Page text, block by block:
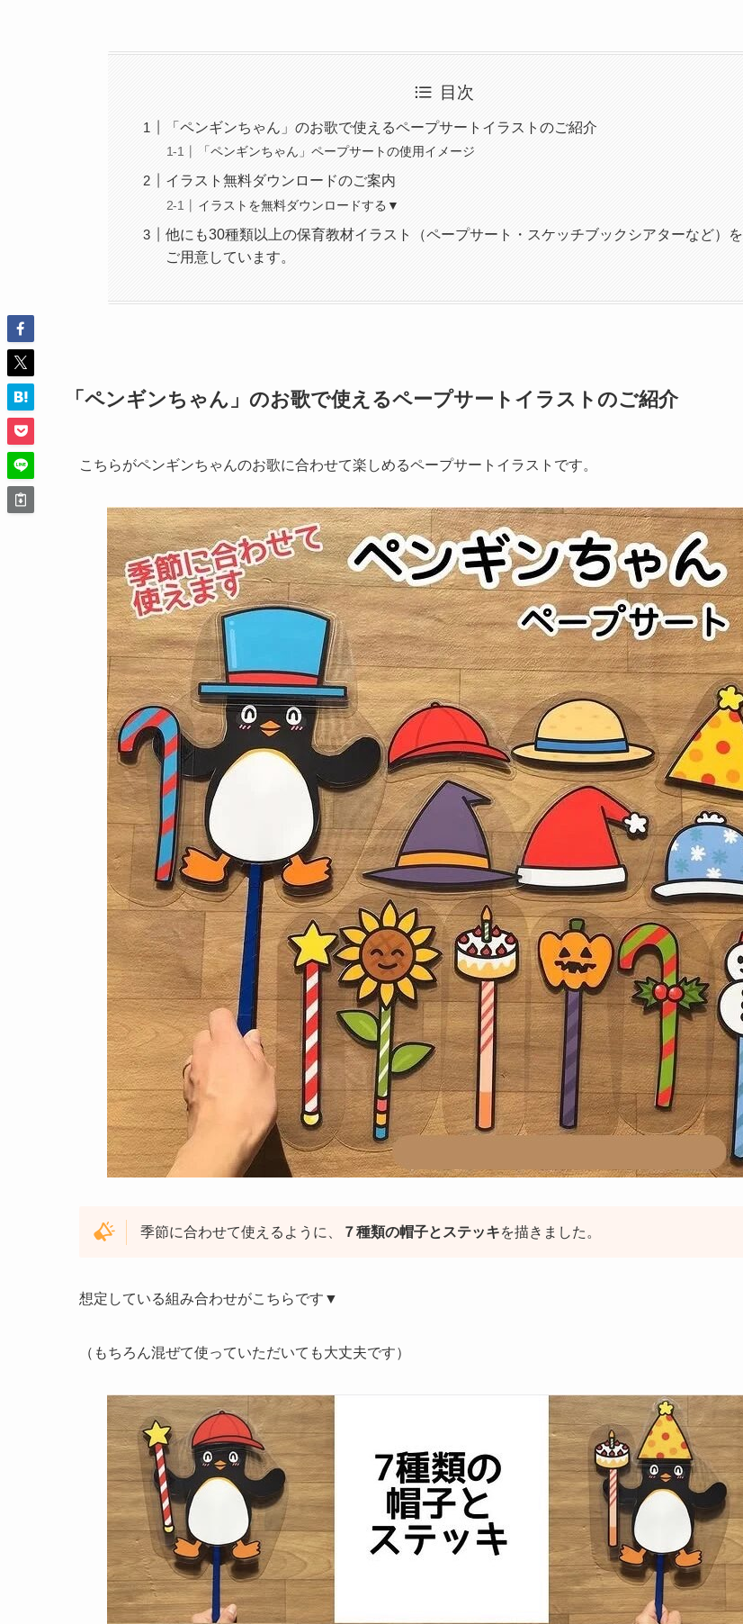
目次
「ペンギンちゃん」のお歌で使えるペープサートイラストのご紹介
「ペンギンちゃん」ペープサートの使用イメージ
イラスト無料ダウンロードのご案内
イラストを無料ダウンロードする▼
他にも30種類以上の保育教材イラスト（ペープサート・スケッチブックシアターなど）を
ご用意しています。
「ペンギンちゃん」のお歌で使えるペープサートイラストのご紹介
こちらがペンギンちゃんのお歌に合わせて楽しめるペープサートイラストです。
季節に合わせて使えるように、 ７種類の帽子とステッキを描きました。
想定している組み合わせがこちらです▼
（もちろん混ぜて使っていただいても大丈夫です）